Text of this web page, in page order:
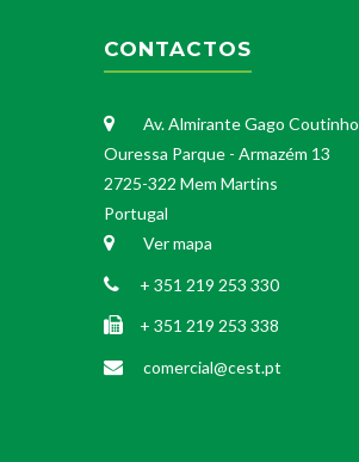
CONTACTOS
Av. Almirante Gago Coutinho
Ouressa Parque - Armazém 13
2725-322 Mem Martins
Portugal
Ver mapa
+ 351 219 253 330
+ 351 219 253 338
comercial@cest.pt